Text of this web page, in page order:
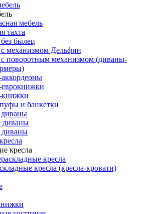
мебель
тахта
былец
механизмом Дельфин
поворотным механизмом (диваны-
и банкетки
диваны
диваны
кресла
кресла
кресла (кресла-кровати)